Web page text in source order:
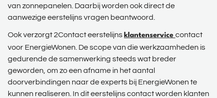
van zonnepanelen. Daarbij worden ook direct de
aanwezige eerstelijns vragen beantwoord.
Ook verzorgt 2Contact eerstelijns klantenservice contact
voor EnergieWonen. De scope van die werkzaamheden is
gedurende de samenwerking steeds wat breder
geworden, om zo een afname in het aantal
doorverbindingen naar de experts bij EnergieWonen te
kunnen realiseren. In dit eerstelijns contact worden klanten